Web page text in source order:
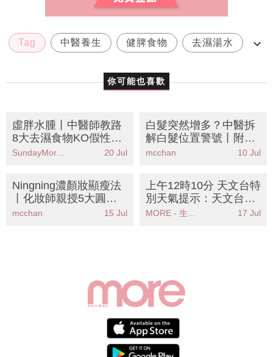
Tag 中醫養生 健脾食物 去濕湯水
你可能也喜歡
虛胖水腫丨中醫師教路
8大去濕食物KO假性肥
胖！拆解濕氣重成因＋
20 Jul
白髮突然增多？中醫拆
解白髮位置警號丨附8
大黑髮食物食療＋穴位
mcchan 10 Jul
Ningning濃顏妝顯瘦法
丨化妝師親授5大圓臉
眼妝重點 告別包包臉即
mcchan 15 Jul
上午12時10分 天文台特
別天氣提示：天文台發
出特別天氣提示香港廣
MORE - 生活品味 17 Jul